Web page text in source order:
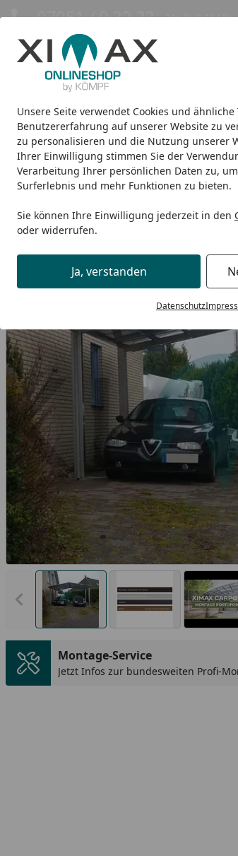
Unsere Seite verwendet Cookies und
Benutzererfahrung auf unserer Website zu
zu personalisieren und die Nutzung unserer
Ihrer Einwilligung stimmen Sie der
Verarbeitung Ihrer persönlichen Daten zu,
Surferlebnis und mehr Funktionen zu bieten.
Sie können Ihre Einwilligung jederzeit in den
oder widerrufen.
Ja, verstanden
Datenschutz
Eigene Montage-Teams
07051 / 9 22 22 Mo-Fr. 8-16 Uhr
Design-Carports Design-Heizkörper
Startseite
Design-Carports Linea Ximax Carport
Vorheriges Bild anzeigen
Montage-Service
Jetzt Infos zur bundesweiten Profi-